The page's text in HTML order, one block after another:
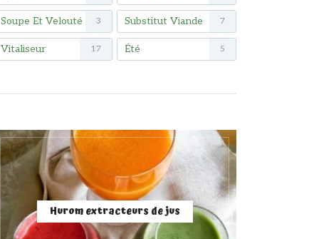
Soupe Et Velouté 3 Substitut Viande 7
Vitaliseur 17 Été 5
Hurom extracteurs de jus